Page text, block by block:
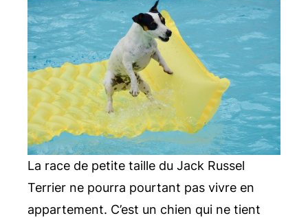
La race de petite taille du Jack Russel
Terrier ne pourra pourtant pas vivre en
appartement. C’est un chien qui ne tient